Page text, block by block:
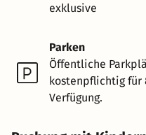
exklusive
Parken
Öffentliche
kostenpflichtig für
Verfügung.